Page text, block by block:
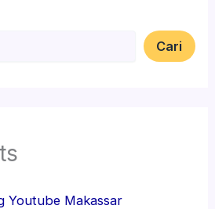
Cari
Youtube Makassar